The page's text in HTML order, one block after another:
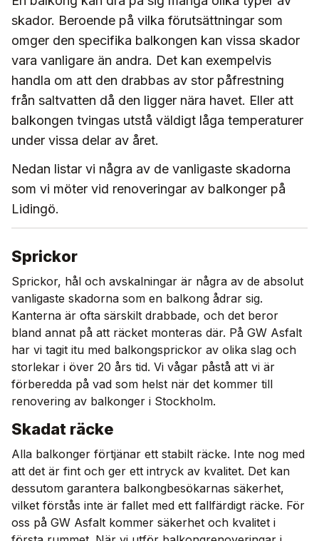
skador. Beroende på vilka förutsättningar som
omger den specifika balkongen kan vissa skador
vara vanligare än andra. Det kan exempelvis
handla om att den drabbas av stor påfrestning
från saltvatten då den ligger nära havet. Eller att
balkongen tvingas utstå väldigt låga temperaturer
under vissa delar av året.
Nedan listar vi några av de vanligaste skadorna
som vi möter vid renoveringar av balkonger på
Lidingö.
Sprickor
Sprickor, hål och avskalningar är några av de absolut
vanligaste skadorna som en balkong ådrar sig.
Kanterna är ofta särskilt drabbade, och det beror
bland annat på att räcket monteras där. På GW Asfalt
har vi tagit itu med balkongsprickor av olika slag och
storlekar i över 20 års tid. Vi vågar påstå att vi är
förberedda på vad som helst när det kommer till
renovering av balkonger i Stockholm.
Skadat räcke
Alla balkonger förtjänar ett stabilt räcke. Inte nog med
att det är fint och ger ett intryck av kvalitet. Det kan
dessutom garantera balkongbesökarnas säkerhet,
vilket förstås inte är fallet med ett fallfärdigt räcke. För
oss på GW Asfalt kommer säkerhet och kvalitet i